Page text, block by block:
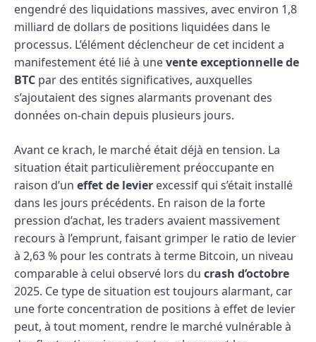
engendré des liquidations massives, avec environ 1,8
milliard de dollars de positions liquidées dans le
processus. L’élément déclencheur de cet incident a
manifestement été lié à unevente exceptionnelle de
BTC par des entités significatives, auxquelles
s’ajoutaient des signes alarmants provenant des
données on-chain depuis plusieurs jours.
Avant ce krach, le marché était déjà en tension. La
situation était particulièrement préoccupante en
raison d’un effet de levier excessif qui s’était installé
dans les jours précédents. En raison de la forte
pression d’achat, les traders avaient massivement
recours à l’emprunt, faisant grimper le ratio de levier
à 2,63 % pour les contrats à terme Bitcoin, un niveau
comparable à celui observé lors du crash d’octobre
2025. Ce type de situation est toujours alarmant, car
une forte concentration de positions à effet de levier
peut, à tout moment, rendre le marché vulnérable à